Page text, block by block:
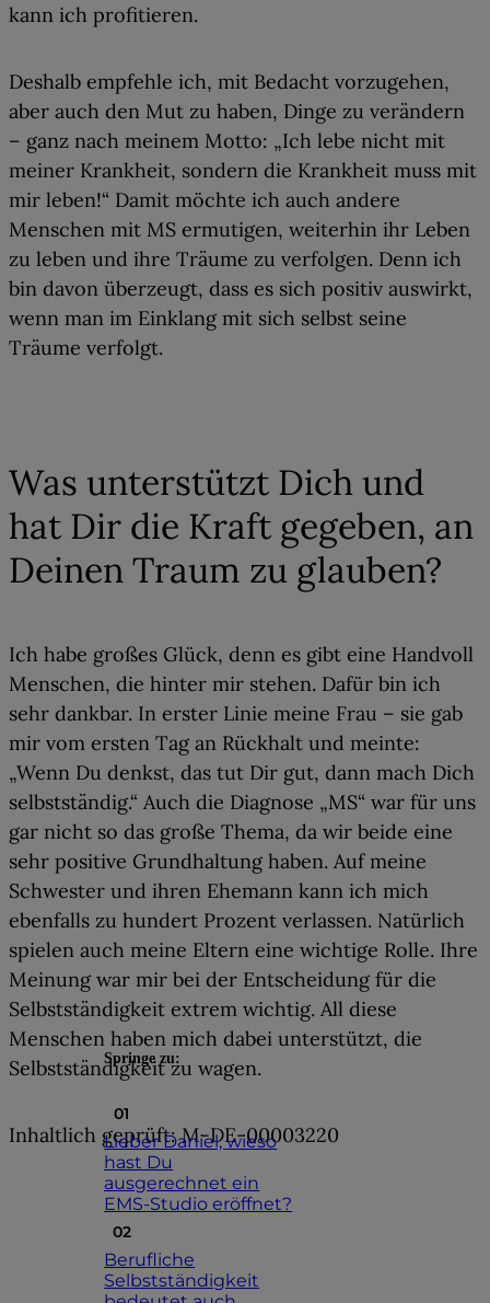
Springe zu:
Lieber Daniel, wieso
hast Du
ausgerechnet ein
EMS-Studio eröffnet?
Berufliche
Selbstständigkeit
kann ich profitieren.
Deshalb empfehle ich, mit Bedacht vorzugehen,
aber auch den Mut zu haben, Dinge zu verändern
– ganz nach meinem Motto: „Ich lebe nicht mit
meiner Krankheit, sondern die Krankheit muss mit
mir leben!“ Damit möchte ich auch andere
Menschen mit MS ermutigen, weiterhin ihr Leben
zu leben und ihre Träume zu verfolgen. Denn ich
bin davon überzeugt, dass es sich positiv auswirkt,
wenn man im Einklang mit sich selbst seine
Träume verfolgt.
Was unterstützt Dich und
hat Dir die Kraft gegeben, an
Deinen Traum zu glauben?
Ich habe großes Glück, denn es gibt eine Handvoll
Menschen, die hinter mir stehen. Dafür bin ich
sehr dankbar. In erster Linie meine Frau – sie gab
mir vom ersten Tag an Rückhalt und meinte:
„Wenn Du denkst, das tut Dir gut, dann mach Dich
selbstständig.“ Auch die Diagnose „MS“ war für uns
gar nicht so das große Thema, da wir beide eine
sehr positive Grundhaltung haben. Auf meine
Schwester und ihren Ehemann kann ich mich
ebenfalls zu hundert Prozent verlassen. Natürlich
spielen auch meine Eltern eine wichtige Rolle. Ihre
Meinung war mir bei der Entscheidung für die
Selbstständigkeit extrem wichtig. All diese
Menschen haben mich dabei unterstützt, die
Selbstständigkeit zu wagen.
Inhaltlich geprüft: M-DE-00003220